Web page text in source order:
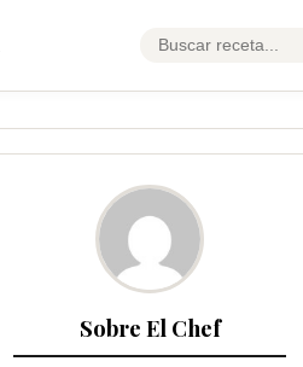
Sobre El Chef